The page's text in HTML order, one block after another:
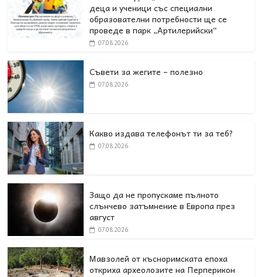
деца и ученици със специални
образователни потребности ще се
проведе в парк „Артилерийски“
07.08.2026
Съвети за жегите – полезно
07.08.2026
Какво издава телефонът ти за теб?
07.08.2026
Защо да не пропускаме пълното
слънчево затъмнение в Европа през
август
07.08.2026
Мавзолей от късноримската епоха
откриха археолозите на Перперикон